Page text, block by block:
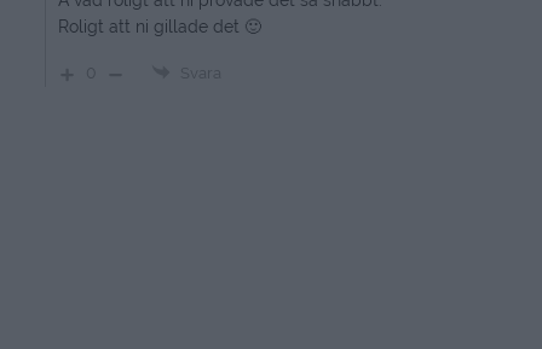
Roligt att ni gillade det 🙂
0 Svara